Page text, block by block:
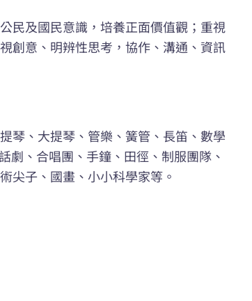
民及國民意識，培養正面價值觀；重視
創意、明辨性思考，協作、溝通、資訊
琴、大提琴、管樂、簧管、長笛、數學
劇、合唱團、手鐘、田徑、制服團隊、
尖子、國畫、小小科學家等。